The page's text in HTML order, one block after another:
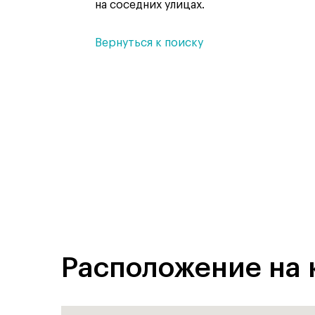
на соседних улицах.
Вернуться к поиску
Расположение на